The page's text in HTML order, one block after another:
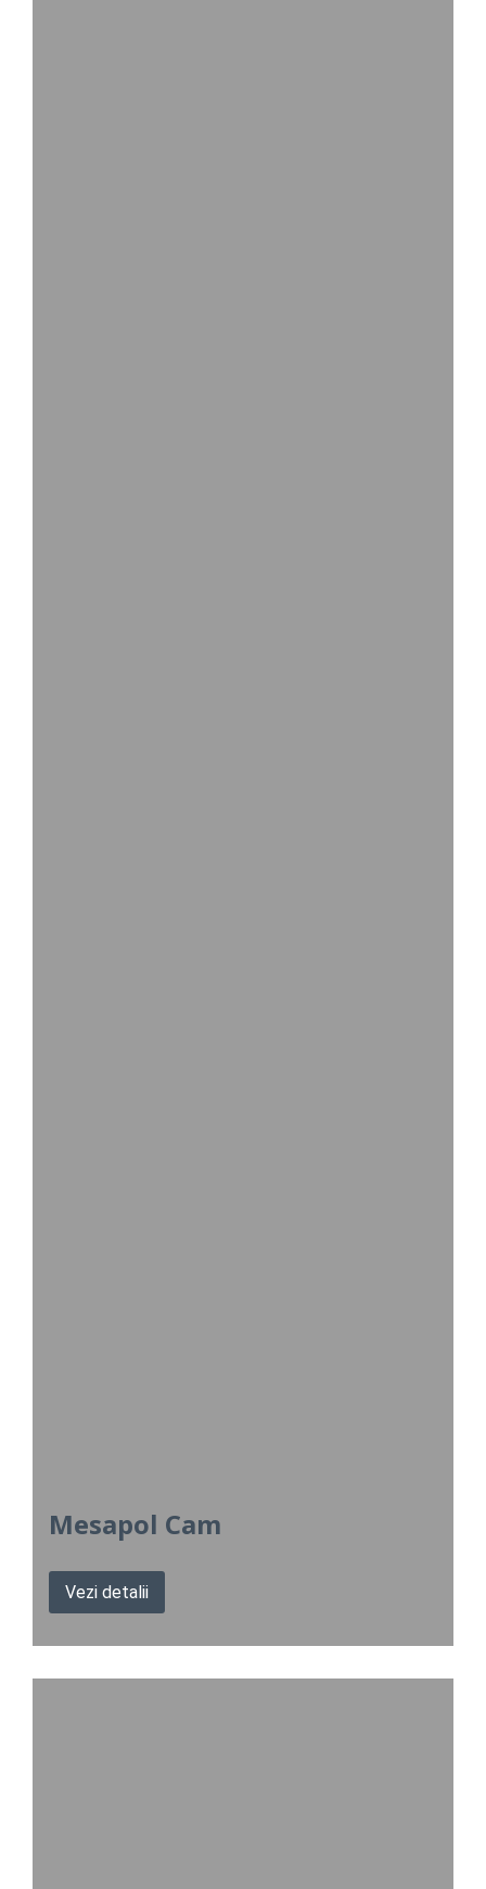
Mesapol Cam
Vezi detalii